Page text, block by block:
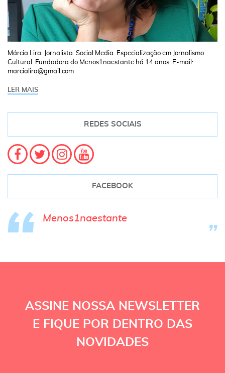
Márcia Lira. Jornalista. Social Media. Especialização em Jornalismo
Cultural. Fundadora do Menos1naestante há 14 anos. E-mail:
marcialira@gmail.com
LER MAIS
REDES SOCIAIS
FACEBOOK
Menos1naestante
ASSINE NOSSA NEWSLETTER
E FIQUE POR DENTRO DAS
NOVIDADES